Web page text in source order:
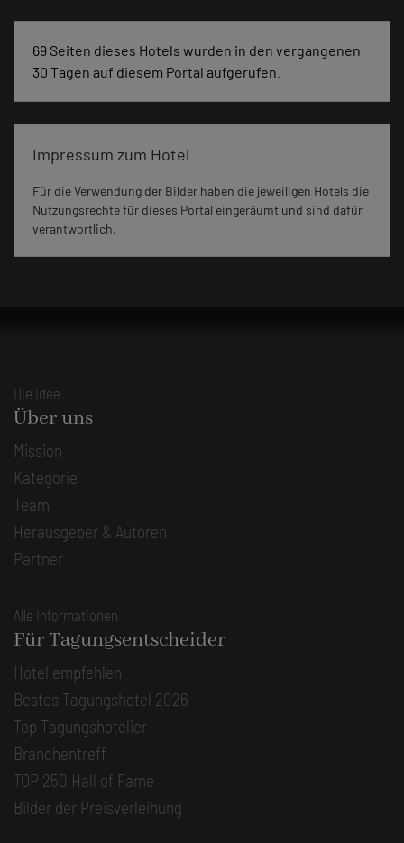
69 Seiten dieses Hotels wurden in den vergangenen
30 Tagen auf diesem Portal aufgerufen.
Impressum zum Hotel
Für die Verwendung der Bilder haben die jeweiligen Hotels die
Nutzungsrechte für dieses Portal eingeräumt und sind dafür
verantwortlich.
Die Idee
Über uns
Mission
Kategorie
Team
Herausgeber & Autoren
Partner
Alle Informationen
Für Tagungsentscheider
Hotel empfehlen
Bestes Tagungshotel 2026
Top Tagungshotelier
Branchentreff
TOP 250 Hall of Fame
Bilder der Preisverleihung